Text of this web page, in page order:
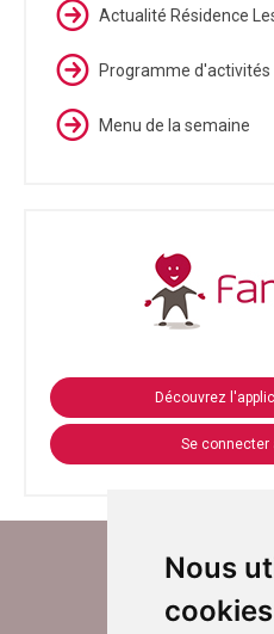
Nous
cookies
Actualité Résidence
Programme d'activités
Menu de la semaine
Découvrez
Se connecter